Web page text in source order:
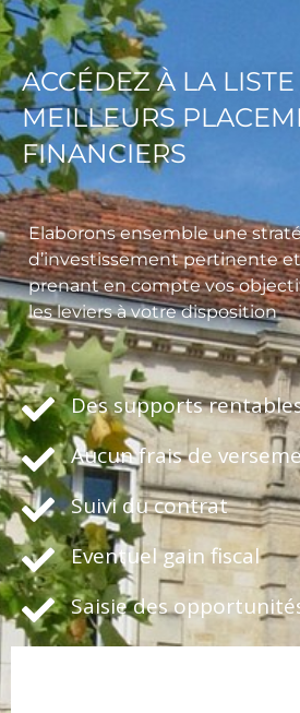
ACCÉDEZ À LA
MEILLEURS
FINANCIERS
Elaborons ensemble une
d’investissement pertinente
prenant en compte vos
les leviers à votre disposition
Des supports
Aucun frais de
Suivi du contrat
Eventuel gain fiscal
Saisie des